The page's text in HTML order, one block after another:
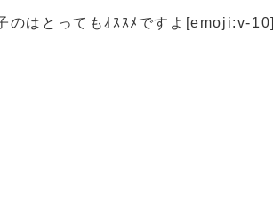
のはとってもｵｽｽﾒですよ[emoji:v-10]